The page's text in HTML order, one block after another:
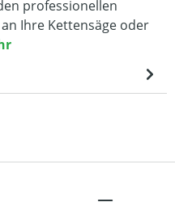
professionellen
Ihre Kettensäge oder